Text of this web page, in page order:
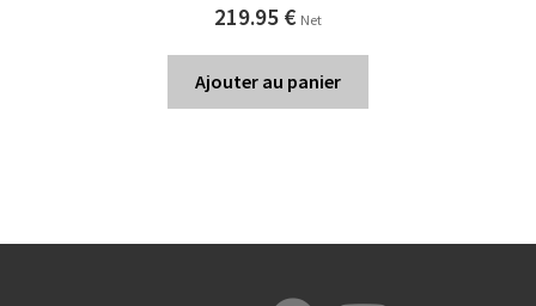
219.95 € Net
Ajouter au panier